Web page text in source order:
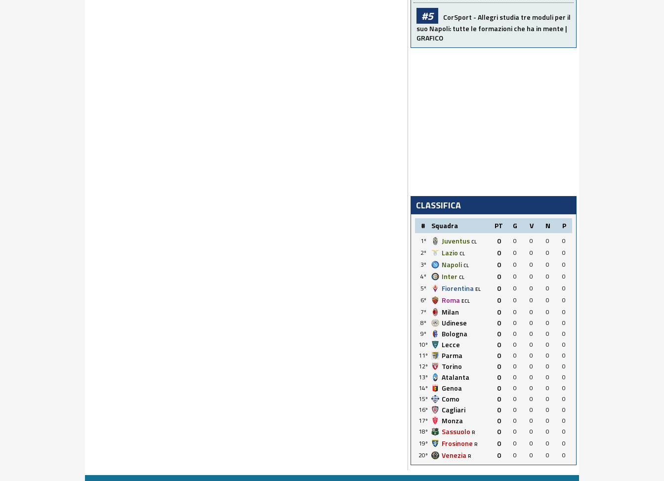
#5 CorSport - Allegri studia tre moduli per il
suo Napoli: tutte le formazioni che ha in mente |
GRAFICO
CLASSIFICA
# Squadra PT G V N P
1º Juventus CL 0 0 0 0
0
2º
Lazio CL 0 0 0 0
0
3º
Napoli CL 0 0 0 0
0
4º
Inter CL 0 0 0 0
0
5º
Fiorentina EL 0 0 0 0
0
6º
Roma ECL 0 0 0 0
0
7º
Milan 0 0 0 0
0
8º
Udinese 0 0 0 0
0
9º
Bologna 0 0 0 0
0
10º
Lecce 0 0 0 0
0
11º
Parma 0 0 0 0
0
12º
Torino 0 0 0 0
0
13º
Atalanta 0 0 0 0
0
14º
Genoa 0 0 0 0
0
15º
Como 0 0 0 0
0
16º
Cagliari 0 0 0 0
0
17º
Monza 0 0 0 0
0
18º
Sassuolo R 0 0 0 0
0
19º
Frosinone R 0 0 0 0
0
20º
Venezia R 0 0 0 0 0